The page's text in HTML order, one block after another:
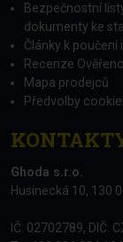
Bezpečnostní
dokumenty ke
Články k poučení
Recenze
Mapa prodejců
Předvolby
Ghoda s.r.o.
Husinecká 10, 130
IČ: 02702789, DIČ: